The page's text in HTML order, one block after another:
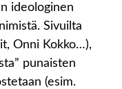
ideologinen
Sivuilta
Onni Kokko…),
punaisten
(esim.